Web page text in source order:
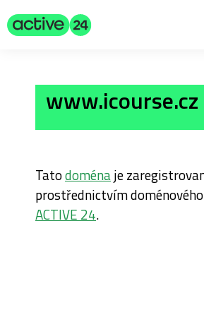
www.icourse.cz
Tatodoménaje
prostřednictvím
ACTIVE 24.